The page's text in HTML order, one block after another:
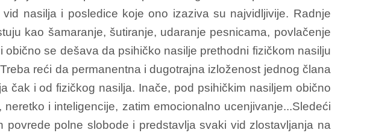
nasilja i posledice koje ono izaziva su najvidljivije. Radnje
kao šamaranje, šutiranje, udaranje pesnicama, povlačenje
se dešava da psihičko nasilje prethodni fizičkom nasilju
reći da permanentna i dugotrajna izloženost jednog člana
čak i od fizičkog nasilja. Inače, pod psihičkim nasiljem obično
i inteligencije, zatim emocionalno ucenjivanje...Sledeći
polne slobode i predstavlja svaki vid zlostavljanja na